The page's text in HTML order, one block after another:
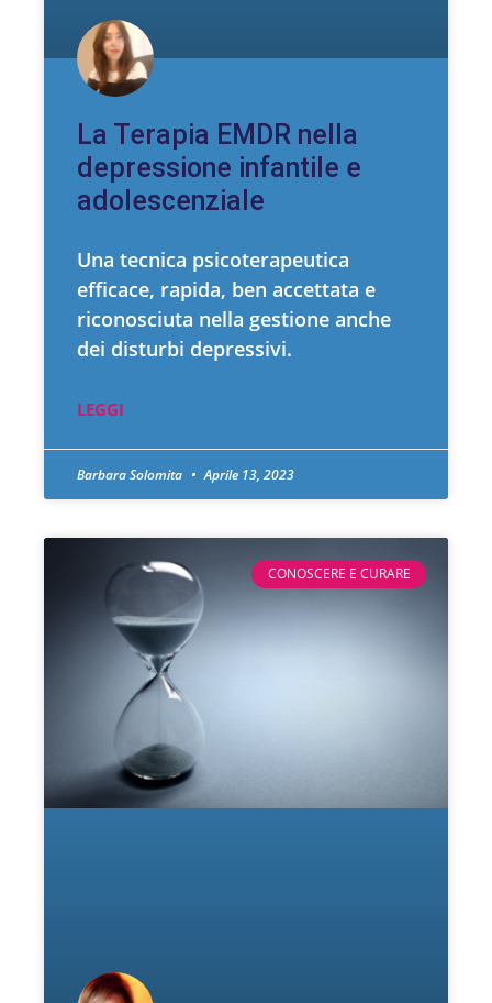
La Terapia EMDR nella
depressione infantile e
adolescenziale
Una tecnica psicoterapeutica
efficace, rapida, ben accettata e
riconosciuta nella gestione anche
dei disturbi depressivi.
LEGGI
Barbara Solomita Aprile 13, 2023
CONOSCERE E CURARE